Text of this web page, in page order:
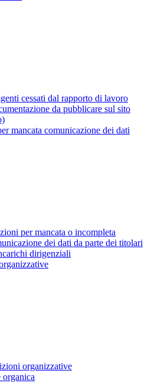
cessati dal rapporto di lavoro
da pubblicare sul sito
mancata comunicazione dei dati
per mancata o incompleta
dei dati da parte dei titolari
dirigenziali
organizzative